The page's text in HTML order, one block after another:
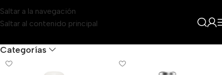
Saltar a la navegación
Saltar al contenido principal
Categorías